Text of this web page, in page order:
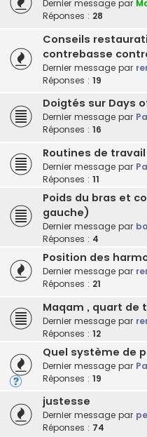
Dernier message par
Réponses : 28
Conseils
contrebasse
Dernier message par
Réponses : 19
Doigtés sur Days
Dernier message par
Réponses : 16
Routines de travail
Dernier message par
Réponses : 11
Poids du bras et
gauche)
Dernier message par
Réponses : 4
Position des
Dernier message par
Réponses : 21
Maqam , quart de
Dernier message par
Réponses : 12
Quel système de
Dernier message par
Réponses : 19
justesse
Dernier message par
Réponses : 74